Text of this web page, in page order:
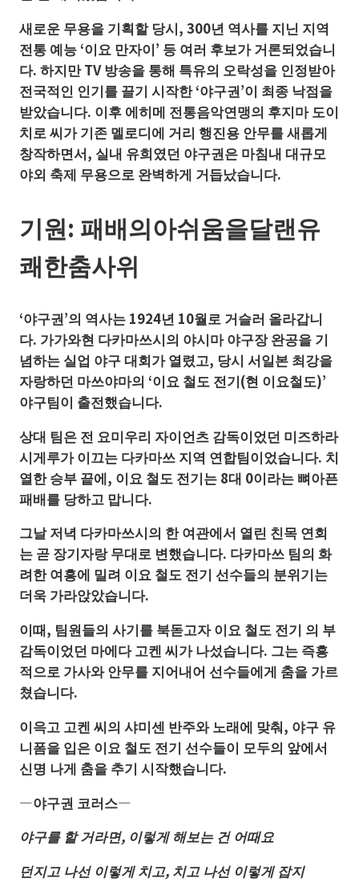
새로운 무용을 기획할 당시, 300년 역사를 지닌 지역
전통 예능 ‘이요 만자이’ 등 여러 후보가 거론되었습니
다. 하지만 TV 방송을 통해 특유의 오락성을 인정받아
전국적인 인기를 끌기 시작한 ‘야구권’이 최종 낙점을
받았습니다. 이후 에히메 전통음악연맹의 후지마 도이
치로 씨가 기존 멜로디에 거리 행진용 안무를 새롭게
창작하면서, 실내 유희였던 야구권은 마침내 대규모
야외 축제 무용으로 완벽하게 거듭났습니다.
기원: 패배의아쉬움을달랜유
쾌한춤사위
‘야구권’의 역사는 1924년 10월로 거슬러 올라갑니
다. 가가와현 다카마쓰시의 야시마 야구장 완공을 기
념하는 실업 야구 대회가 열렸고, 당시 서일본 최강을
자랑하던 마쓰야마의 ‘이요 철도 전기(현 이요철도)’
야구팀이 출전했습니다.
상대 팀은 전 요미우리 자이언츠 감독이었던 미즈하라
시게루가 이끄는 다카마쓰 지역 연합팀이었습니다. 치
열한 승부 끝에, 이요 철도 전기는 8대 0이라는 뼈아픈
패배를 당하고 맙니다.
그날 저녁 다카마쓰시의 한 여관에서 열린 친목 연회
는 곧 장기자랑 무대로 변했습니다. 다카마쓰 팀의 화
려한 여흥에 밀려 이요 철도 전기 선수들의 분위기는
더욱 가라앉았습니다.
이때, 팀원들의 사기를 북돋고자 이요 철도 전기 의 부
감독이었던 마에다 고켄 씨가 나섰습니다. 그는 즉흥
적으로 가사와 안무를 지어내어 선수들에게 춤을 가르
쳤습니다.
이윽고 고켄 씨의 샤미센 반주와 노래에 맞춰, 야구 유
니폼을 입은 이요 철도 전기 선수들이 모두의 앞에서
신명 나게 춤을 추기 시작했습니다.
―야구권 코러스―
야구를 할 거라면, 이렇게 해보는 건 어때요
던지고 나선 이렇게 치고, 치고 나선 이렇게 잡지